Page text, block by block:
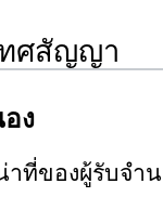
ทศสัญญา
ง
ที่ของผู้รับจำ